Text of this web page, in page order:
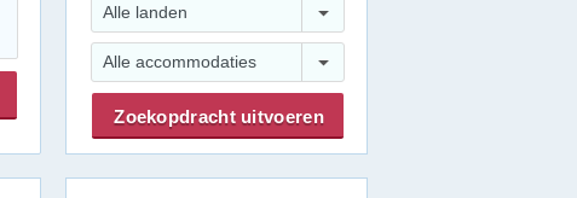
Alle landen
Alle accommodaties